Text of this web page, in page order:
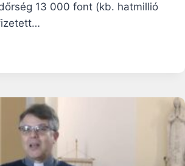
13 000 font (kb. hatmillió